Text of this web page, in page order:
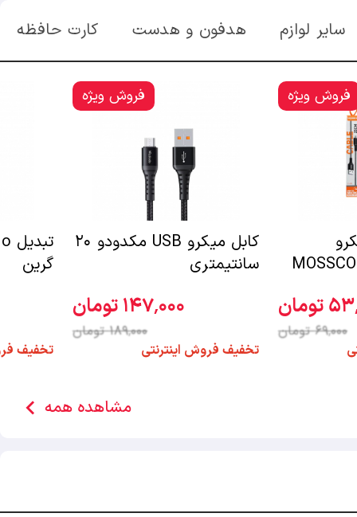
سایر لوازم هدفون و هدست کارت حافظه
فروش ویژه
69٬000 تومان
فروش ویژه
کابل میکرو USB مکدودو ۲۰
سانتیمتری
147٬000 تومان
189٬000 تومان
تخفیف فروش اینترنتی
گرین
تخفیف
chevron_left مشاهده همه